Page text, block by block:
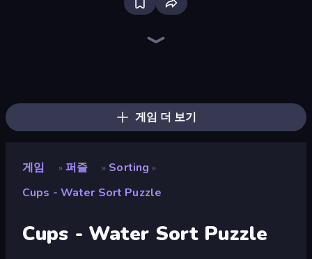
게임 더 보기
게임 » 퍼즐 » Sorting »
Cups - Water Sort Puzzle
Cups - Water Sort Puzzle